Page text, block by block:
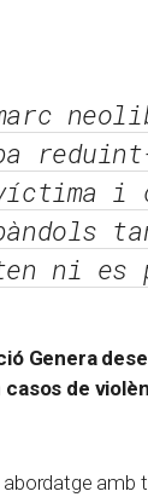
i
ni es
Genera
de
amb